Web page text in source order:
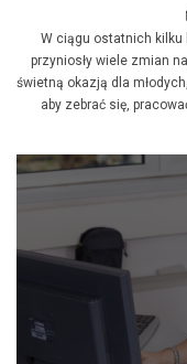
W ciągu ostatnich
przyniosły wiele zmian
świetną okazją dla
aby zebrać się,